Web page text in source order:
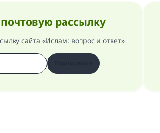
рассылку
сайта «Ислам: вопрос и ответ»